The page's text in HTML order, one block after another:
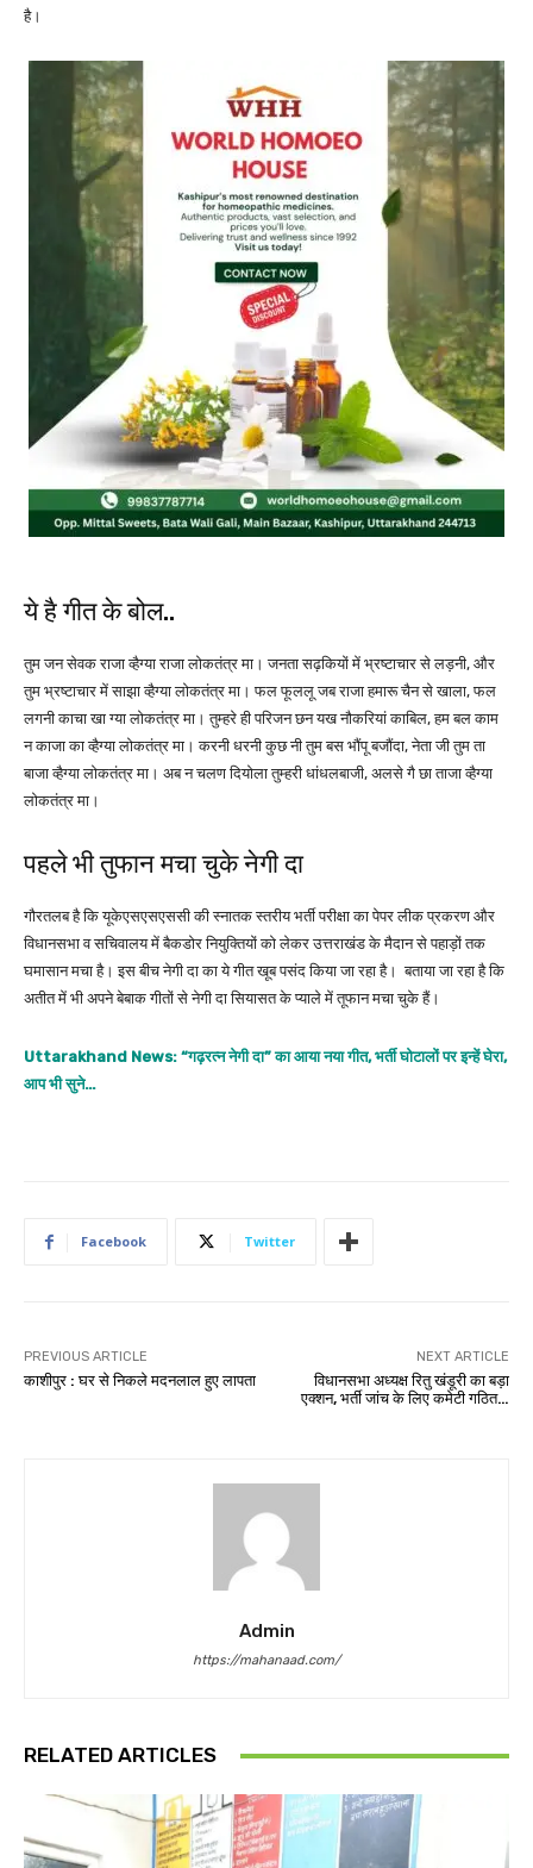
है।
ये है गीत के बोल..
तुम जन सेवक राजा व्हैग्या राजा लोकतंत्र मा। जनता सढ़कियों में भ्रष्टाचार से लड़नी, और
तुम भ्रष्टाचार में साझा व्हैग्या लोकतंत्र मा। फल फूललू जब राजा हमारू चैन से खाला, फल
लगनी काचा खा ग्या लोकतंत्र मा। तुम्हरे ही परिजन छन यख नौकरियां काबिल, हम बल काम
न काजा का व्हैग्या लोकतंत्र मा। करनी धरनी कुछ नी तुम बस भौंपू बजौंदा, नेता जी तुम ता
बाजा व्हैग्या लोकतंत्र मा। अब न चलण दियोला तुम्हरी धांधलबाजी, अलसे गै छा ताजा व्हैग्या
लोकतंत्र मा।
पहले भी तुफान मचा चुके नेगी दा
गौरतलब है कि यूकेएसएसएससी की स्नातक स्तरीय भर्ती परीक्षा का पेपर लीक प्रकरण और
विधानसभा व सचिवालय में बैकडोर नियुक्तियों को लेकर उत्तराखंड के मैदान से पहाड़ों तक
घमासान मचा है। इस बीच नेगी दा का ये गीत खूब पसंद किया जा रहा है। बताया जा रहा है कि
अतीत में भी अपने बेबाक गीतों से नेगी दा सियासत के प्याले में तूफान मचा चुके हैं।
Uttarakhand News: “गढ़रत्न नेगी दा” का आया नया गीत, भर्ती घोटालों पर इन्हें घेरा,
आप भी सुने…
Facebook Twitter
PREVIOUS ARTICLE
काशीपुर : घर से निकले मदनलाल हुए लापता
NEXT ARTICLE
विधानसभा अध्यक्ष रितु खंडूरी का बड़ा
एक्शन, भर्ती जांच के लिए कमेटी गठित…
Admin
https://mahanaad.com/
RELATED ARTICLES